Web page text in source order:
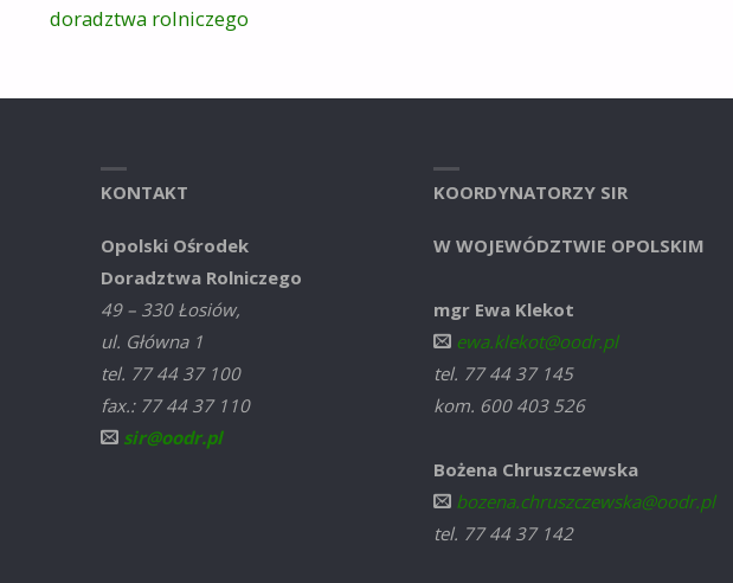
doradztwa rolniczego
KONTAKT
Opolski Ośrodek
Doradztwa Rolniczego
49 – 330 Łosiów,
ul. Główna 1
tel. 77 44 37 100
fax.: 77 44 37 110
sir@oodr.pl
KOORDYNATORZY SIR
W WOJEWÓDZTWIE OPOLSKIM
mgr Ewa Klekot
ewa.klekot@oodr.pl
tel. 77 44 37 145
kom. 600 403 526
Bożena Chruszczewska
bozena.chruszczewska@oodr.pl
tel. 77 44 37 142